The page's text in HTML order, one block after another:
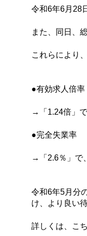
令和6年6月28
また、同日、
これらにより
●有効求人倍率
→「1.24倍」
●完全失業率
→「2.6％」で
令和6年5月分
け、より良い
詳しくは、こ